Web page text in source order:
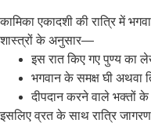
कामिका एकादशी की रात्रि में
शास्त्रों के अनुसार—
इस रात किए गए पुण्य का
भगवान के समक्ष घी अथवा
दीपदान करने वाले भक्तों के
इसलिए व्रत के साथ रात्रि